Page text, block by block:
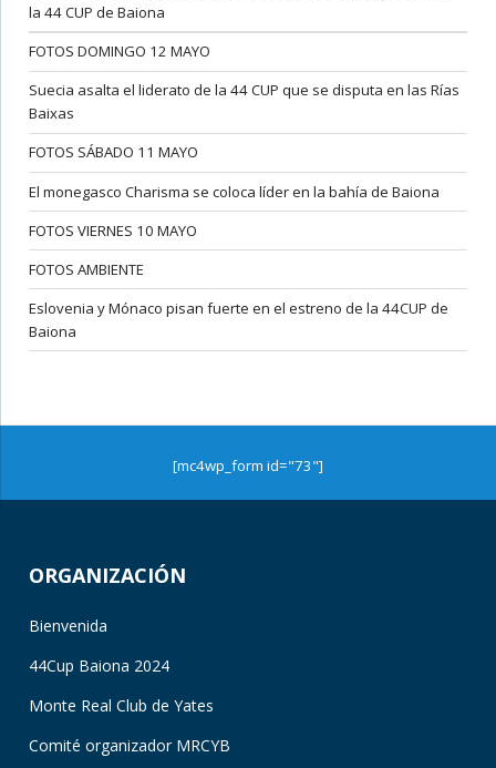
la 44 CUP de Baiona
FOTOS DOMINGO 12 MAYO
Suecia asalta el liderato de la 44 CUP que se disputa en las Rías
Baixas
FOTOS SÁBADO 11 MAYO
El monegasco Charisma se coloca líder en la bahía de Baiona
FOTOS VIERNES 10 MAYO
FOTOS AMBIENTE
Eslovenia y Mónaco pisan fuerte en el estreno de la 44CUP de
Baiona
[mc4wp_form id="73"]
ORGANIZACIÓN
Bienvenida
44Cup Baiona 2024
Monte Real Club de Yates
Comité organizador MRCYB